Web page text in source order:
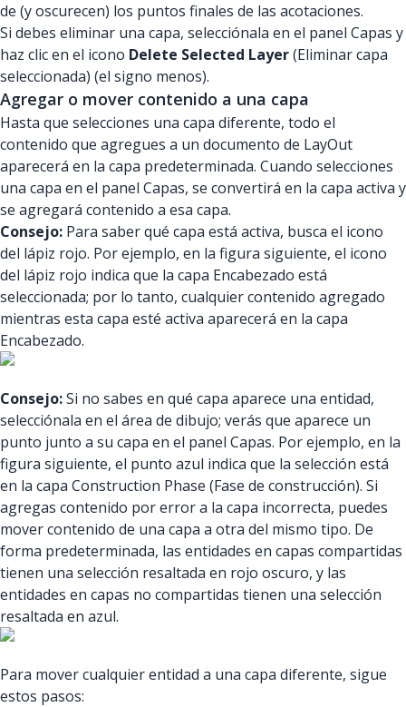
de (y oscurecen) los puntos finales de las acotaciones.
Si debes eliminar una capa, selecciónala en el panel Capas y
haz clic en el icono Delete Selected Layer(Eliminar capa
seleccionada) (el signo menos).
Agregar o mover contenido a una capa
Hasta que selecciones una capa diferente, todo el
contenido que agregues a un documento de LayOut
aparecerá en la capa predeterminada. Cuando selecciones
una capa en el panel Capas, se convertirá en la capa activa y
se agregará contenido a esa capa.
Consejo: Para saber qué capa está activa, busca el icono
del lápiz rojo. Por ejemplo, en la figura siguiente, el icono
del lápiz rojo indica que la capa Encabezado está
seleccionada; por lo tanto, cualquier contenido agregado
mientras esta capa esté activa aparecerá en la capa
Encabezado.
Consejo:Si no sabes en qué capa aparece una entidad,
selecciónala en el área de dibujo; verás que aparece un
punto junto a su capa en el panel Capas. Por ejemplo, en la
figura siguiente, el punto azul indica que la selección está
en la capa Construction Phase (Fase de construcción). Si
agregas contenido por error a la capa incorrecta, puedes
mover contenido de una capa a otra del mismo tipo. De
forma predeterminada, las entidades en capas compartidas
tienen una selección resaltada en rojo oscuro, y las
entidades en capas no compartidas tienen una selección
resaltada en azul.
Para mover cualquier entidad a una capa diferente, sigue
estos pasos: